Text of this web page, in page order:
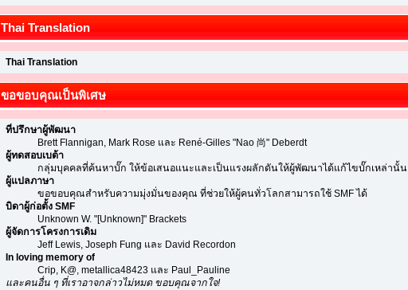
Thai Translation
Thai Translation
ขอขอบคุณเป็นพิเศษ
ที่ปรึกษาผู้พัฒนา
Brett Flannigan, Mark Rose และ René-Gilles "Nao 尚" Deberdt
ผู้ทดสอบเบต้า
กลุ่มบุคคลที่ค้นหาบั๊ก ให้ข้อเสนอแนะและเป็นแรงผลักดันให้ผู้พัฒนาได้แก้ไขบั๊กเหล่านั้น
ผู้แปลภาษา
ขอขอบคุณสำหรับความมุ่งมั่นของคุณ ที่ช่วยให้ผู้คนทั่วโลกสามารถใช้ SMF ได้
บิดาผู้ก่อตั้ง SMF
Unknown W. "[Unknown]" Brackets
ผู้จัดการโครงการเดิม
Jeff Lewis, Joseph Fung และ David Recordon
In loving memory of
Crip, K@, metallica48423 และ Paul_Pauline
และคนอื่น ๆ ที่เราอาจกล่าวไม่หมด ขอบคุณจากใจ!